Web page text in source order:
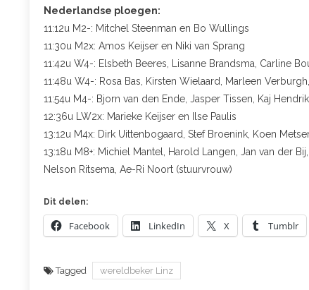
Nederlandse ploegen:
11:12u M2-: Mitchel Steenman en Bo Wullings
11:30u M2x: Amos Keijser en Niki van Sprang
11:42u W4-: Elsbeth Beeres, Lisanne Brandsma, Carline
11:48u W4-: Rosa Bas, Kirsten Wielaard, Marleen
11:54u M4-: Bjorn van den Ende, Jasper Tissen, Kaj
12:36u LW2x: Marieke Keijser en Ilse Paulis
13:12u M4x: Dirk Uittenbogaard, Stef Broenink, Koen
13:18u M8+: Michiel Mantel, Harold Langen, Jan van der
Nelson Ritsema, Ae-Ri Noort (stuurvrouw)
Dit delen:
Facebook LinkedIn X Tumblr
Tagged wereldbeker Linz